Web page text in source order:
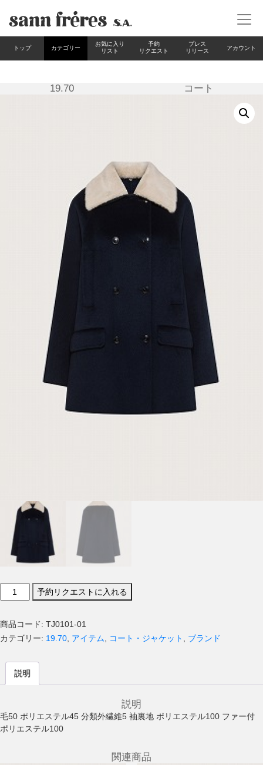
トップ カテゴリー
お気に入り
リスト
予約
リクエスト
プレス
リリース
アカウント
19.70 コート
19.70
コ
予約リクエストに入れる
商品コード: TJ0101-01
カテゴリー: 19.70 アイテム コート・ジャケット ブランド
説明
説明
毛50 ポリエステル45 分類外繊維5 袖裏地 ポリエステル100 ファー付
ポリエステル100
関連商品